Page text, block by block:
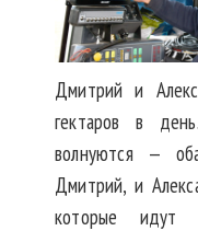
Дмитрий и
гектаров в
волнуются —
Дмитрий, и
которые идут